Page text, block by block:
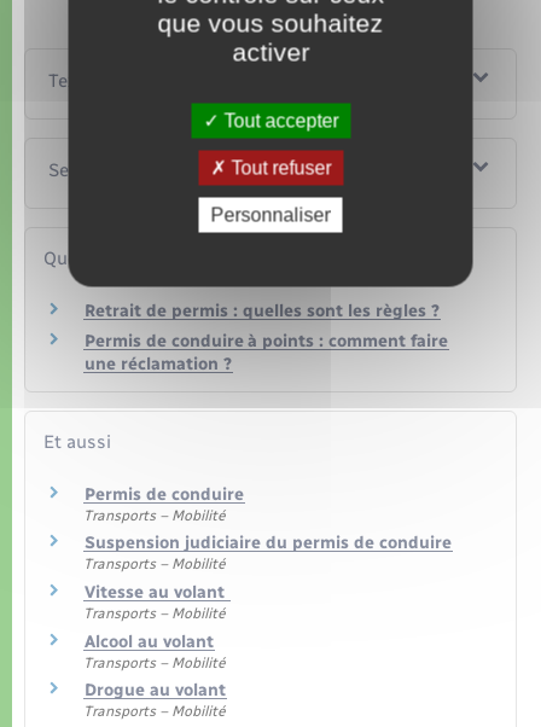
Textes de référence
Services en ligne et formulaires
Questions ? Réponses !
Retrait de permis : quelles sont les règles ?
Permis de conduire à points : comment faire
une réclamation ?
Et aussi
Permis de conduire
Transports – Mobilité
Suspension judiciaire du permis de conduire
Transports – Mobilité
Vitesse au volant
Transports – Mobilité
Alcool au volant
Transports – Mobilité
Drogue au volant
Transports – Mobilité
que vous souhaitez
activer
Tout accepter
Tout refuser
Personnaliser